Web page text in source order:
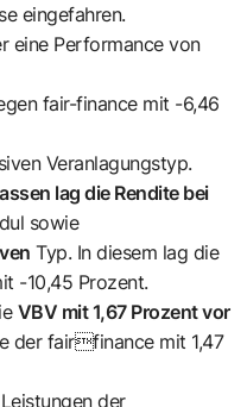
eingefahren.
eine Performance von
fair-finance mit -6,46
Veranlagungstyp.
lag die Rendite bei
sowie
Typ. In diesem lag die
-10,45 Prozent.
VBV mit 1,67 Prozent vor
der fairfinance mit 1,47
der